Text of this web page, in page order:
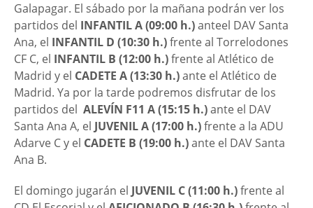
Galapagar. El sábado por la mañana podrán ver los
partidos del INFANTIL A (09:00 h.)anteel DAV Santa
Ana, el INFANTIL D (10:30 h.)frente al Torrelodones
CF C, el INFANTIL B (12:00 h.)frente al Atlético de
Madrid y el CADETE A (13:30 h.)ante el Atlético de
Madrid. Ya por la tarde podremos disfrutar de los
partidos del ALEVÍN F11 A (15:15 h.)ante el DAV
Santa Ana A, el JUVENIL A (17:00 h.)frente a la ADU
Adarve C y el CADETE B (19:00 h.)ante el DAV Santa
Ana B.
El domingo jugarán el JUVENIL C (11:00 h.)frente al